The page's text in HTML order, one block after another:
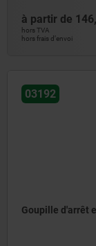
à partir de
hors TVA
hors frais d’envoi
03192
Goupille d'arrêt